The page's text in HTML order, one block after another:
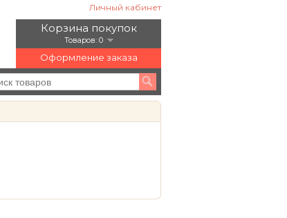
Личный кабинет
Корзина покупок
Товаров: 0
Оформление заказа